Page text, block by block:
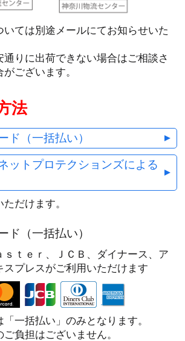
いては別途メールにてお知らせいた
通りに出荷できない場合はご相談さ
ございます。
法
ド（一括払い）
ットプロテクションズによる
ただけます。
ド（一括払い）
ｓｔｅｒ、ＪＣＢ、ダイナース、ア
スプレスがご利用いただけます
一括払い」のみとなります。
負担はございません。